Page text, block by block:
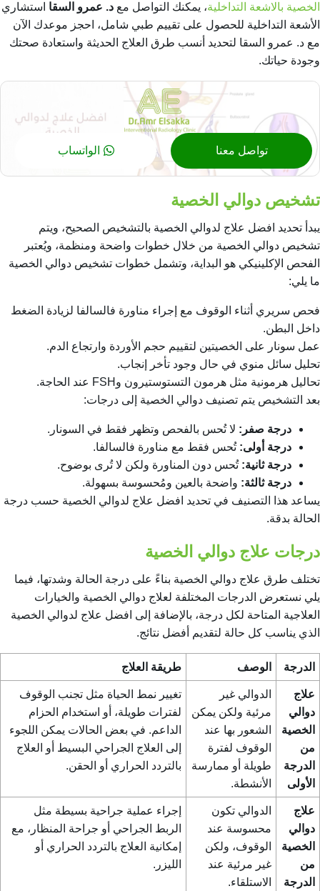
الخصية بالاشعة التداخلية، يمكنك التواصل مع د. عمرو السقا استشاري
الأشعة التداخلية للحصول على تقييم طبي شامل، احجز موعدك الآن
مع د. عمرو السقا لتحديد أنسب طرق العلاج الحديثة واستعادة صحتك
وجودة حياتك.
تواصل معنا الواتساب
تشخيص دوالي الخصية
يبدأ تحديد افضل علاج لدوالي الخصية بالتشخيص الصحيح، ويتم
تشخيص دوالي الخصية من خلال خطوات واضحة ومنظمة، ويُعتبر
الفحص الإكلينيكي هو البداية، وتشمل خطوات تشخيص دوالي الخصية
ما يلي:
فحص سريري أثناء الوقوف مع إجراء مناورة فالسالفا لزيادة الضغط
داخل البطن.
عمل سونار على الخصيتين لتقييم حجم الأوردة وارتجاع الدم.
تحليل سائل منوي في حال وجود تأخر إنجاب.
تحاليل هرمونية مثل هرمون التستوستيرون وFSH عند الحاجة.
بعد التشخيص يتم تصنيف دوالي الخصية إلى درجات:
درجة صفر: لا تُحس بالفحص وتظهر فقط في السونار.
درجة أولى:تُحس فقط مع مناورة فالسالفا.
درجة ثانية: تُحس دون المناورة ولكن لا تُرى بوضوح.
درجة ثالثة: واضحة بالعين ومُحسوسة بسهولة.
يساعد هذا التصنيف في تحديد افضل علاج لدوالي الخصية حسب درجة
الحالة بدقة.
درجات علاج دوالي الخصية
تختلف طرق علاج دوالي الخصية بناءً على درجة الحالة وشدتها، فيما
يلي نستعرض الدرجات المختلفة لعلاج دوالي الخصية والخيارات
العلاجية المتاحة لكل درجة، بالإضافة إلى افضل علاج لدوالي الخصية
الذي يناسب كل حالة لتقديم أفضل نتائج.
الدرجة الوصف طريقة العلاج
علاج
دوالي
الخصية
من
الدرجة
الأولى
الدوالي غير
مرئية ولكن يمكن
الشعور بها عند
الوقوف لفترة
طويلة أو ممارسة
الأنشطة.
تغيير نمط الحياة مثل تجنب الوقوف
لفترات طويلة، أو استخدام الحزام
الداعم. في بعض الحالات يمكن اللجوء
إلى العلاج الجراحي البسيط أو العلاج
بالتردد الحراري أو الحقن.
علاج
دوالي
الخصية
من
الدرجة
الدوالي تكون
محسوسة عند
الوقوف، ولكن
غير مرئية عند
الاستلقاء.
إجراء عملية جراحية بسيطة مثل
الربط الجراحي أو جراحة المنظار، مع
إمكانية العلاج بالتردد الحراري أو
الليزر.